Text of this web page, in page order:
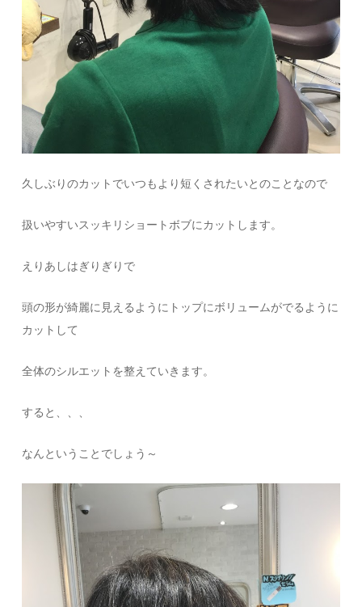
久しぶりのカットでいつもより短くされたいとのことなので
扱いやすいスッキリショートボブにカットします。
えりあしはぎりぎりで
頭の形が綺麗に見えるようにトップにボリュームがでるように
カットして
全体のシルエットを整えていきます。
すると、、、
なんということでしょう～